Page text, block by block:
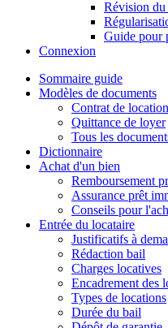
Révision
Guide pour
Connexion
Sommaire guide
Modèles de documents
Contrat de
Quittance de loyer
Tous les
Dictionnaire
Achat d'un bien
Remboursement
Assurance prêt
Conseils pour
Entrée du locataire
Justificatifs à
Rédaction bail
Charges locatives
Encadrement des
Types de locations
Durée du bail